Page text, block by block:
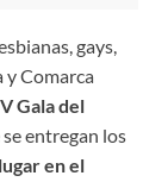
gays,
y Comarca
Gala del
entregan los
en el